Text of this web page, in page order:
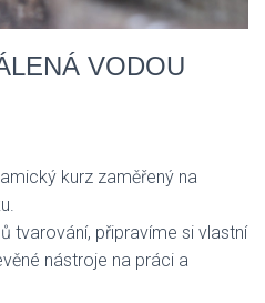
VODOU
kurz zaměřený na
tvarování, připravíme si vlastní
nástroje na práci a